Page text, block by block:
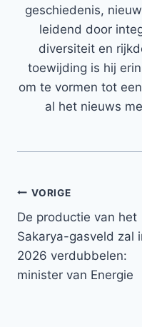
geschiedenis,
leidend door
diversiteit en
toewijding is hij
om te vormen tot
al het nieuws
Bericht
navigatie
VORIGE
De productie van het
Sakarya-gasveld zal
2026 verdubbelen:
minister van Energie